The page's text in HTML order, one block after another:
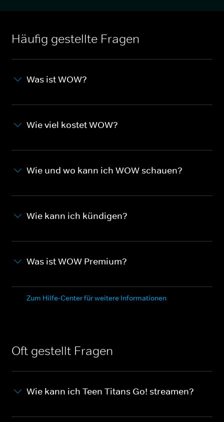
Häufig gestellte Fragen
Was ist WOW?
Wie viel kostet WOW?
Wie und wo kann ich WOW schauen?
Wie kann ich kündigen?
Was ist WOW Premium?
Zum Hilfe-Center für weitere Informationen
Oft gestellt Fragen
Wie kann ich Teen Titans Go! streamen?